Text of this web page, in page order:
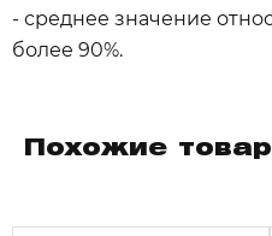
- среднее значение
более 90%.
Похожие